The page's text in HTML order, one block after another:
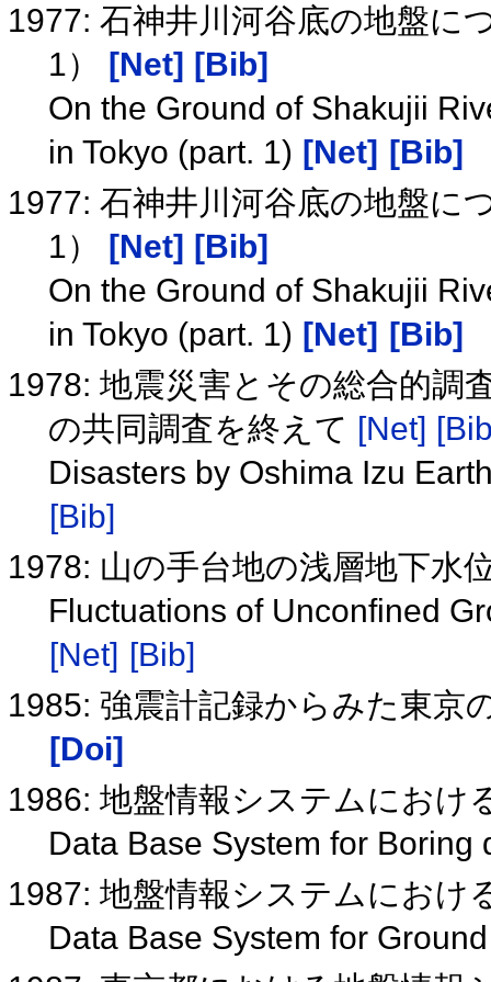
1977: 石神井川河谷底の地盤に
1） [Net] [Bib]
On the Ground of Shakujii
in Tokyo (part. 1) [Net] [Bib]
1977: 石神井川河谷底の地盤に
1） [Net] [Bib]
On the Ground of Shakujii
in Tokyo (part. 1) [Net] [Bib]
1978: 地震災害とその総合的調
の共同調査を終えて [Net]
Disasters by Oshima Izu
[Bib]
1978: 山の手台地の浅層地下水
Fluctuations of Unconfined
[Net] [Bib]
1985: 強震計記録からみた東京
[Doi]
1986: 地盤情報システムにお
Data Base System for Boring
1987: 地盤情報システムにお
Data Base System for